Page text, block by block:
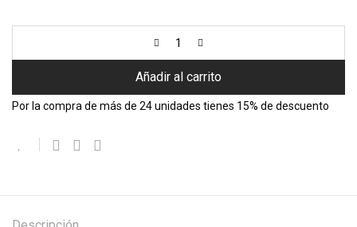
Añadir al carrito
Por la compra de más de 24 unidades tienes 15% de descuento